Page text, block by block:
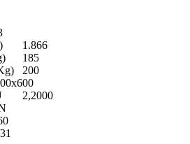
1.866
185
200
2,2000